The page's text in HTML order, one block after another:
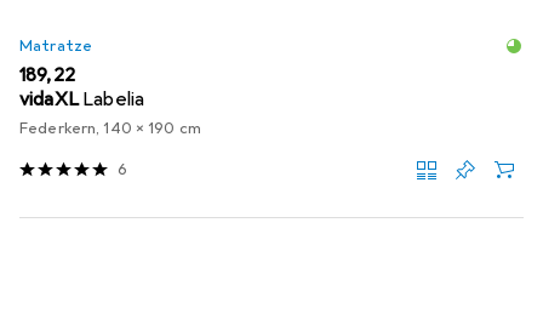
Matratze
EUR
189,22
vidaXL Labelia
Federkern, 140 x 190 cm
6